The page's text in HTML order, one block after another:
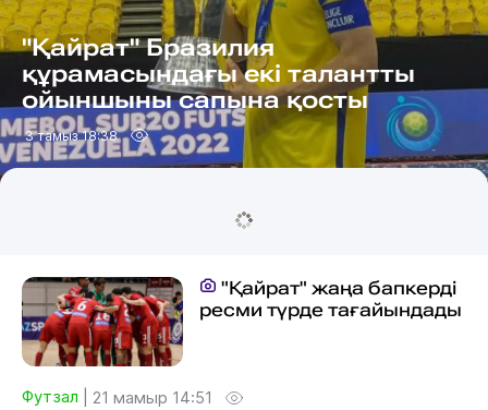
"Қайрат" Бразилия
құрамасындағы екі талантты
ойыншыны сапына қосты
3 тамыз 18:38
ресми түрде тағайындады
Футзал 21 мамыр 14:51